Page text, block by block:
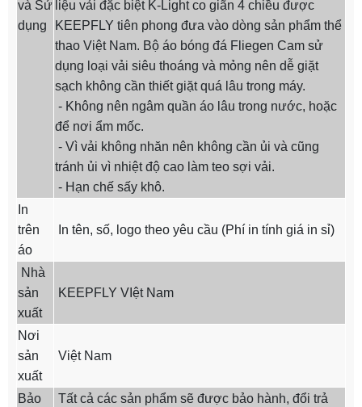
và Sử
dụng
liệu vải đặc biệt K-Light co giãn 4 chiều được
KEEPFLY tiên phong đưa vào dòng sản phẩm thể
thao Việt Nam. Bộ áo bóng đá Fliegen Cam sử
dụng loại vải siêu thoáng và mỏng nên dễ giặt
sạch không cần thiết giặt quá lâu trong máy.
- Không nên ngâm quần áo lâu trong nước, hoặc
để nơi ẩm mốc.
- Vì vải không nhăn nên không cần ủi và cũng
tránh ủi vì nhiệt độ cao làm teo sợi vải.
- Hạn chế sấy khô.
In
trên
áo
In tên, số, logo theo yêu cầu (Phí in tính giá in sỉ)
Nhà
sản
xuất
KEEPFLY VIệt Nam
Nơi
sản
xuất
Việt Nam
Bảo
Tất cả các sản phẩm sẽ được bảo hành, đổi trả